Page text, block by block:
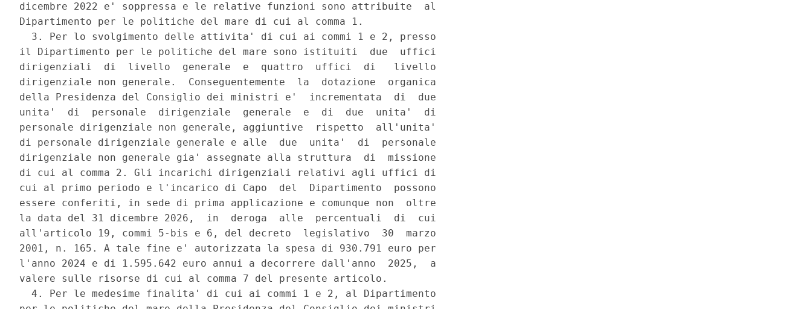
dicembre 2022 e' soppressa e le relative funzioni sono attribuite  al
Dipartimento per le politiche del mare di cui al comma 1.
  3. Per lo svolgimento delle attivita' di cui ai commi 1 e 2, presso
il Dipartimento per le politiche del mare sono istituiti  due  uffici
dirigenziali  di  livello  generale  e  quattro  uffici  di   livello
dirigenziale non generale.  Conseguentemente  la  dotazione  organica
della Presidenza del Consiglio dei ministri e'  incrementata  di  due
unita'  di  personale  dirigenziale  generale  e  di  due  unita'  di
personale dirigenziale non generale, aggiuntive  rispetto  all'unita'
di personale dirigenziale generale e alle  due  unita'  di  personale
dirigenziale non generale gia' assegnate alla struttura  di  missione
di cui al comma 2. Gli incarichi dirigenziali relativi agli uffici di
cui al primo periodo e l'incarico di Capo  del  Dipartimento  possono
essere conferiti, in sede di prima applicazione e comunque non  oltre
la data del 31 dicembre 2026,  in  deroga  alle  percentuali  di  cui
all'articolo 19, commi 5-bis e 6, del decreto  legislativo  30  marzo
2001, n. 165. A tale fine e' autorizzata la spesa di 930.791 euro per
l'anno 2024 e di 1.595.642 euro annui a decorrere dall'anno  2025,  a
valere sulle risorse di cui al comma 7 del presente articolo.
  4. Per le medesime finalita' di cui ai commi 1 e 2, al Dipartimento